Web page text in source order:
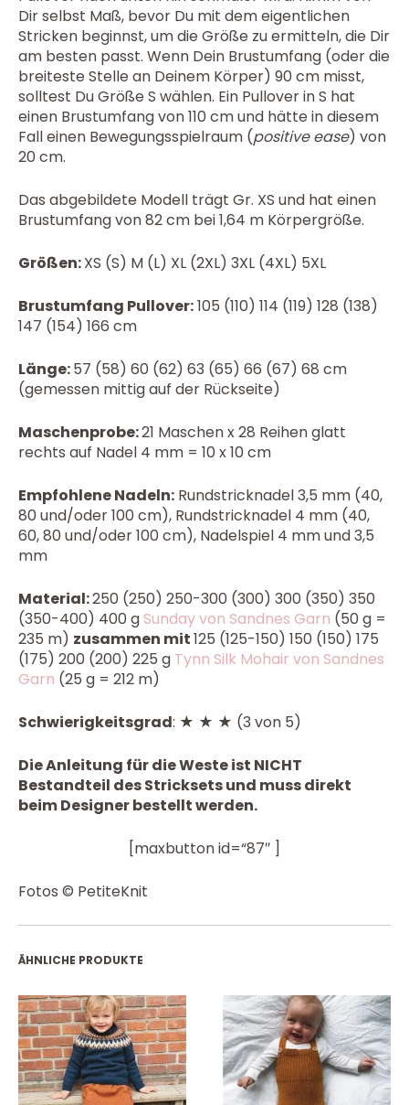
Dir selbst Maß, bevor Du mit dem eigentlichen
Stricken beginnst, um die Größe zu ermitteln, die Dir
am besten passt. Wenn Dein Brustumfang (oder die
breiteste Stelle an Deinem Körper) 90 cm misst,
solltest Du Größe S wählen. Ein Pullover in S hat
einen Brustumfang von 110 cm und hätte in diesem
Fall einen Bewegungsspielraum (positive ease) von
20 cm.
Das abgebildete Modell trägt Gr. XS und hat einen
Brustumfang von 82 cm bei 1,64 m Körpergröße.
Größen:XS (S) M (L) XL (2XL) 3XL (4XL) 5XL
Brustumfang Pullover:105 (110) 114 (119) 128 (138)
147 (154) 166 cm
Länge:57 (58) 60 (62) 63 (65) 66 (67) 68 cm
(gemessen mittig auf der Rückseite)
Maschenprobe:21 Maschen x 28 Reihen glatt
rechts auf Nadel 4 mm = 10 x 10 cm
Empfohlene Nadeln: Rundstricknadel 3,5 mm (40,
80 und/oder 100 cm), Rundstricknadel 4 mm (40,
60, 80 und/oder 100 cm), Nadelspiel 4 mm und 3,5
mm
Material:250 (250) 250-300 (300) 300 (350) 350
(350-400) 400 g Sunday von Sandnes Garn (50 g =
235 m) zusammen mit125 (125-150) 150 (150) 175
(175) 200 (200) 225 g Tynn Silk Mohair von Sandnes
Garn (25 g = 212 m)
Schwierigkeitsgrad: ★ ★ ★ (3 von 5)
Die Anleitung für die Weste ist NICHT
Bestandteil des Stricksets und muss direkt
beim Designer bestellt werden.
[maxbutton id=“87″ ]
Fotos © PetiteKnit
ÄHNLICHE PRODUKTE